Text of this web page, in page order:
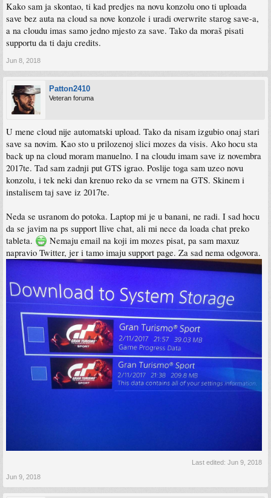
Kako sam ja skontao, ti kad predjes na novu konzolu ono ti uploada
save bez auta na cloud sa nove konzole i uradi overwrite starog save-a,
a na cloudu imas samo jedno mjesto za save. Tako da moraš pisati
supportu da ti daju credits.
Jun 8, 2018
Patton2410
Veteran foruma
U mene cloud nije automatski upload. Tako da nisam izgubio onaj stari
save sa novim. Kao sto u prilozenoj slici mozes da visis. Ako hocu sta
back up na cloud moram manuelno. I na cloudu imam save iz novembra
2017te. Tad sam zadnji put GTS igrao. Poslije toga sam uzeo novu
konzolu, i tek neki dan krenuo reko da se vrnem na GTS. Skinem i
instalisem taj save iz 2017te.
Neda se usranom do potoka. Laptop mi je u banani, ne radi. I sad hocu
da se javim na ps support llive chat, ali mi nece da loada chat preko
tableta.
Nemaju email na koji im mozes pisat, pa sam maxuz
napravio Twitter, jer i tamo imaju support page. Za sad nema odgovora.
Last edited: Jun 9, 2018
Jun 9, 2018